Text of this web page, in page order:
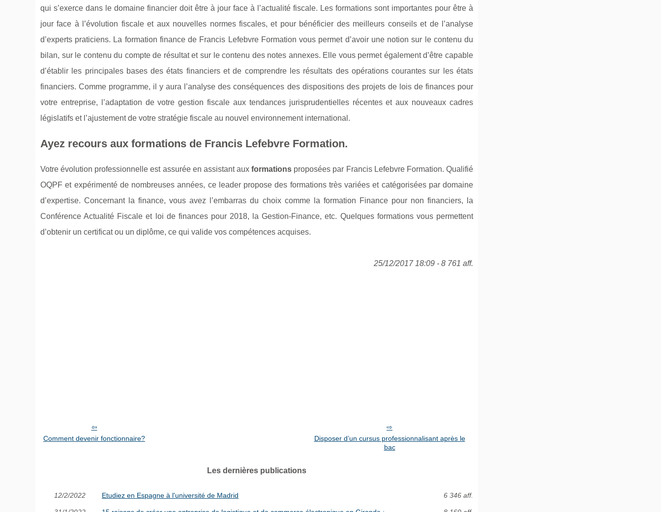
qui s’exerce dans le domaine financier doit être à jour face à l’actualité fiscale. Les formations sont importantes pour être à
jour face à l’évolution fiscale et aux nouvelles normes fiscales, et pour bénéficier des meilleurs conseils et de l’analyse
d’experts praticiens. La formation finance de Francis Lefebvre Formation vous permet d’avoir une notion sur le contenu du
bilan, sur le contenu du compte de résultat et sur le contenu des notes annexes. Elle vous permet également d’être capable
d’établir les principales bases des états financiers et de comprendre les résultats des opérations courantes sur les états
financiers. Comme programme, il y aura l’analyse des conséquences des dispositions des projets de lois de finances pour
votre entreprise, l’adaptation de votre gestion fiscale aux tendances jurisprudentielles récentes et aux nouveaux cadres
législatifs et l’ajustement de votre stratégie fiscale au nouvel environnement international.
Ayez recours aux formations de Francis Lefebvre Formation.
Votre évolution professionnelle est assurée en assistant auxformations proposées par Francis Lefebvre Formation. Qualifié
OQPF et expérimenté de nombreuses années, ce leader propose des formations très variées et catégorisées par domaine
d’expertise. Concernant la finance, vous avez l’embarras du choix comme la formation Finance pour non financiers, la
Conférence Actualité Fiscale et loi de finances pour 2018, la Gestion-Finance, etc. Quelques formations vous permettent
d’obtenir un certificat ou un diplôme, ce qui valide vos compétences acquises.
25/12/2017 18:09 - 8 761 aff.
Comment devenir fonctionnaire?
Disposer d’un cursus professionnalisant après le
bac
Les dernières publications
12/2/2022 Etudiez en Espagne à l'université de Madrid 6 346 aff.